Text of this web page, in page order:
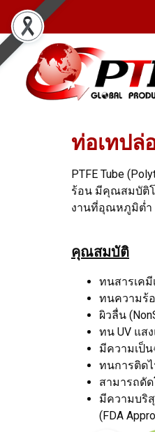
ท่อเทปล่
PTFE Tube
ร้อน มีคุณสมบัติโ
งานที่อุณหภูมิต่ำ
คุณสมบัติ
ทนสารเค
ทนความร้อ
ผิวลื่น
ทน UV แส
มีความเป็
ทนการติด
สามารถดั
มีความบริ
(FDA